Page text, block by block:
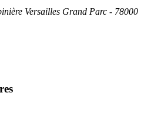
Versailles Grand Parc - 78000